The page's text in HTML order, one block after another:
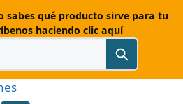
sabes qué producto sirve para tu
haciendo clic aquí